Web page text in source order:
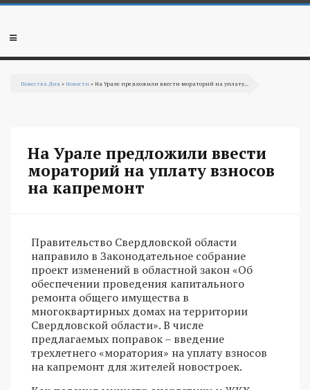
Перейти к основному содержанию
Мобильное
Повестка Дня »Новости » На Урале предложили ввести мораторий на уплату...
На Урале предложили ввести
мораторий на уплату взносов
на капремонт
Правительство Свердловской области
направило в Законодательное собрание
проект изменений в областной закон «Об
обеспечении проведения капитального
ремонта общего имущества в
многоквартирных домах на территории
Свердловской области». В числе
предлагаемых поправок – введение
трехлетнего «моратория» на уплату взносов
на капремонт для жителей новостроек.